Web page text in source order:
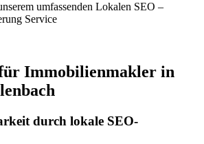
umfassenden Lokalen SEO –
Service
Immobilienmakler in
durch lokale SEO-